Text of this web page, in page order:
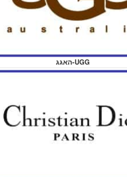
האגג-UGG